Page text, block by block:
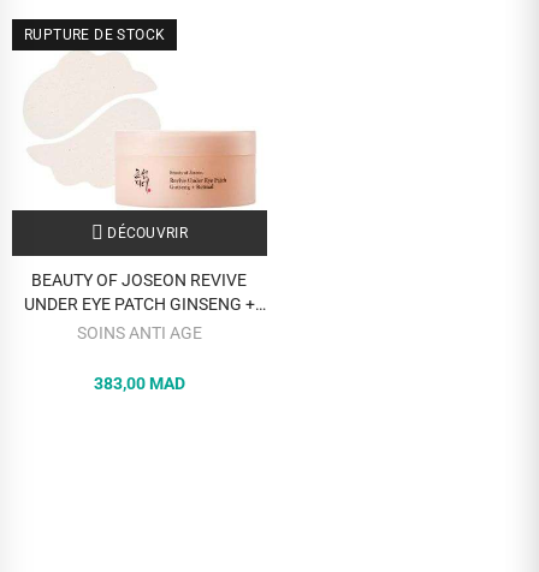
RUPTURE DE STOCK
DÉCOUVRIR
BEAUTY OF JOSEON REVIVE
UNDER EYE PATCH GINSENG +
RETINAL 60 PATCHES
SOINS ANTI AGE
383,00 MAD